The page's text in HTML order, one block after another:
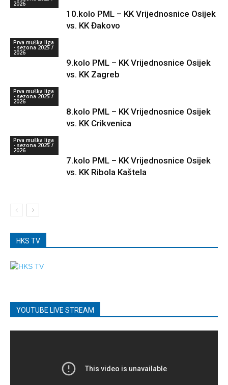
2026
10.kolo PML – KK Vrijednosnice Osijek
vs. KK Đakovo
Prva muška liga
- sezona 2025 /
2026
9.kolo PML – KK Vrijednosnice Osijek
vs. KK Zagreb
Prva muška liga
- sezona 2025 /
2026
8.kolo PML – KK Vrijednosnice Osijek
vs. KK Crikvenica
Prva muška liga
- sezona 2025 /
2026
7.kolo PML – KK Vrijednosnice Osijek
vs. KK Ribola Kaštela
HKS TV
YOUTUBE LIVE STREAM